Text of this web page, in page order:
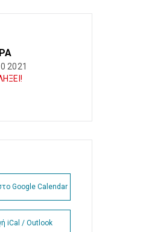
2021
Google Calendar
iCal / Outlook